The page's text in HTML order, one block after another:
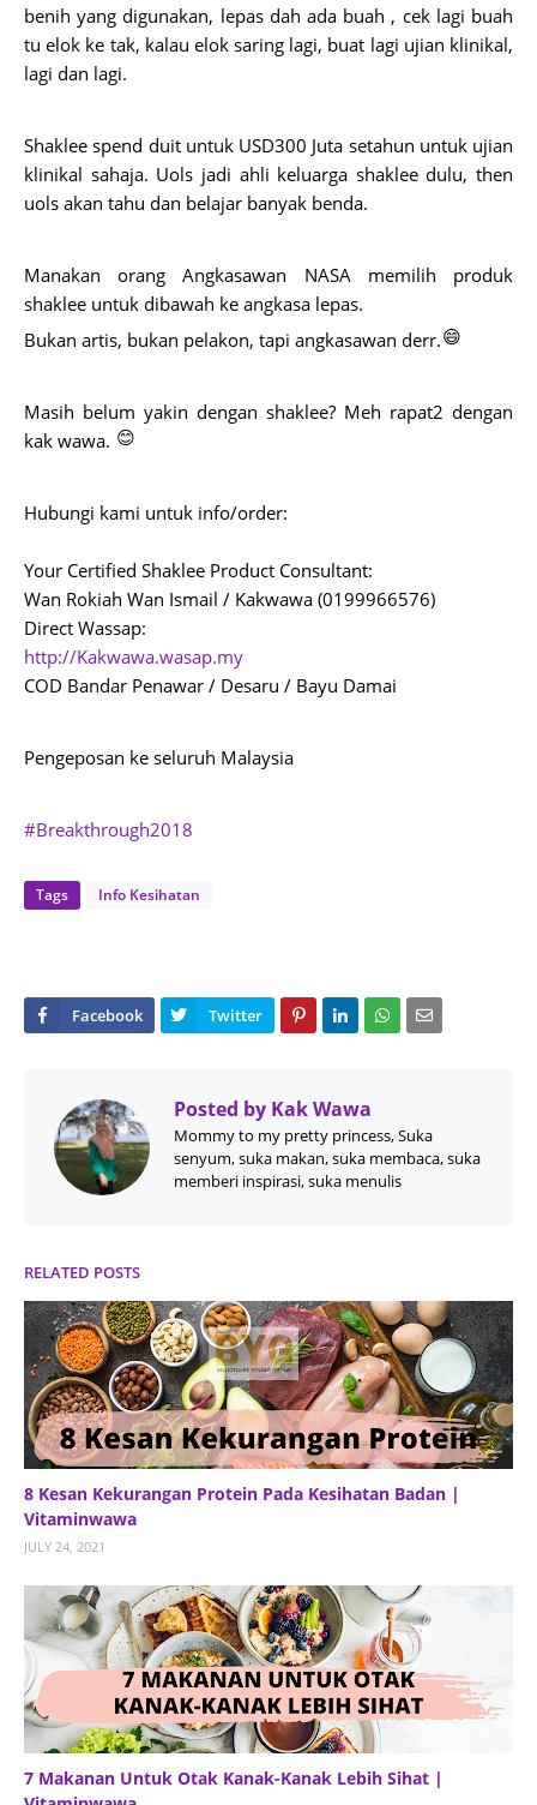
benih yang digunakan, lepas dah ada buah , cek lagi buah
tu elok ke tak, kalau elok saring lagi, buat lagi ujian klinikal,
lagi dan lagi.
Shaklee spend duit untuk USD300 Juta setahun untuk ujian
klinikal sahaja. Uols jadi ahli keluarga shaklee dulu, then
uols akan tahu dan belajar banyak benda.
Manakan orang Angkasawan NASA memilih produk
shaklee untuk dibawah ke angkasa lepas.
Bukan artis, bukan pelakon, tapi angkasawan derr.😄
Masih belum yakin dengan shaklee? Meh rapat2 dengan
kak wawa. 😊
Hubungi kami untuk info/order:
Your Certified Shaklee Product Consultant:
Wan Rokiah Wan Ismail / Kakwawa (0199966576)
Direct Wassap:
http://Kakwawa.wasap.my
COD Bandar Penawar / Desaru / Bayu Damai
Pengeposan ke seluruh Malaysia
#Breakthrough2018
Tags Info Kesihatan
Posted by Kak Wawa
Mommy to my pretty princess, Suka
senyum, suka makan, suka membaca, suka
memberi inspirasi, suka menulis
RELATED POSTS
8 Kesan Kekurangan Protein Pada Kesihatan Badan |
Vitaminwawa
JULY 24, 2021
7 Makanan Untuk Otak Kanak-Kanak Lebih Sihat |